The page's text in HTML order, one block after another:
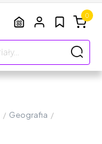
0
/ Geografia /